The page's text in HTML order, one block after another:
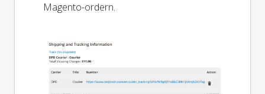
Magento-ordern.